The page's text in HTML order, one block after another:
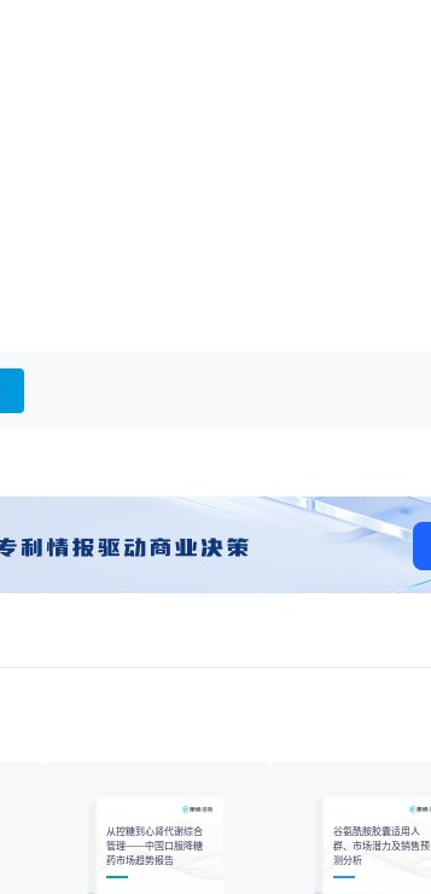
从控糖到心肾代谢综合
管理——中国口服降糖
药市场趋势报告
谷氨酰胺胶囊适用人
群、市场潜力及销售预
测分析